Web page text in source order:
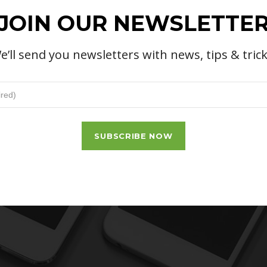
OUR
send you newsletters with news, tips &